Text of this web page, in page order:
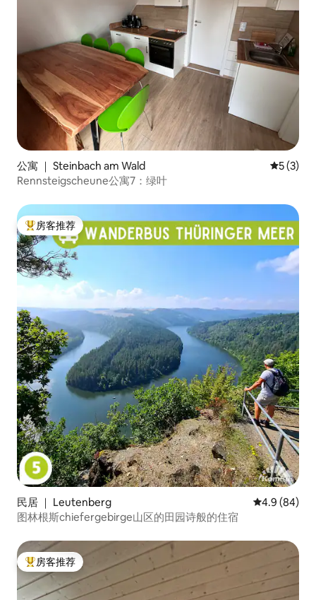
公寓 ｜ Steinbach am Wald 平均评分
5 (3)
Rennsteigscheune公寓7：绿叶
热门「房客推荐」
房客推荐
民居 ｜ Leutenberg 平均评分 4.9
4.9 (84)
图林根斯chiefergebirge山区的田园诗般的住宿
热门「房客推荐」
房客推荐